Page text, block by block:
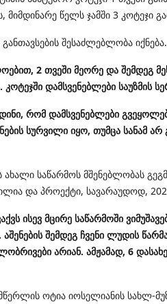
მიმდინარე წელს ჯამში 3 კოტეჯი
შესაძლებლობა იქნება.
2 თვეში მეორე და შემდეგ
დამსვენებლები საუზმის
რომ დამსვენებლები
სურვილი იყო, თუმცა სანამ არ
საწარმოს მშენებლობას
და პროექტი, სავარაუდოდ,
ისევ მცირე საწარმოში
შემდეგ ჩვენი ლუდის
არიან. ამჟამად, 6
ოტია იოსელიანის სახლ-